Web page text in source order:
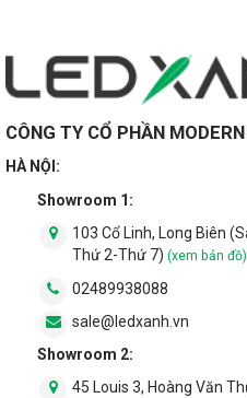
2.4. Tiếp điện chuẩn
Theo như thống kê bán hàng
các nhà cung cấp bán ra tại
CÔNG TY CỔ PHẦN
HÀ NỘI:
Showroom 1:
103 Cổ Linh, Long Biên
Thứ 2-Thứ 7) (xem bản đồ)
02489938088
sale@ledxanh.vn
Showroom 2:
45 Louis 3, Hoàng Văn